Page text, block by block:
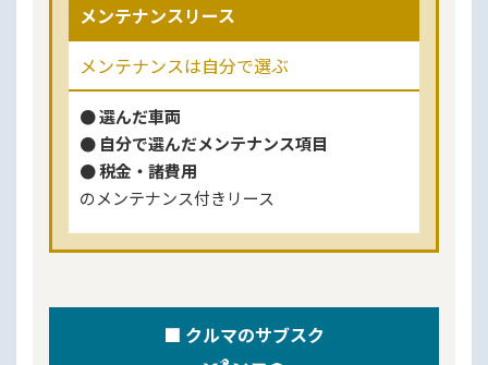
メンテナンスリース
メンテナンスは自分で選ぶ
● 選んだ車両
● 自分で選んだメンテナンス項目
● 税金・諸費用
のメンテナンス付きリース
■ クルマのサブスク